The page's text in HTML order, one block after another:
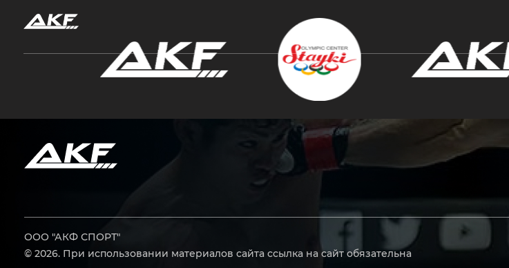
ООО "АКФ СПОРТ"
© 2026. При использовании материалов сайта ссылка на сайт обязательна
Нажмите Enter для поиска или Esc, чтобы закрыть